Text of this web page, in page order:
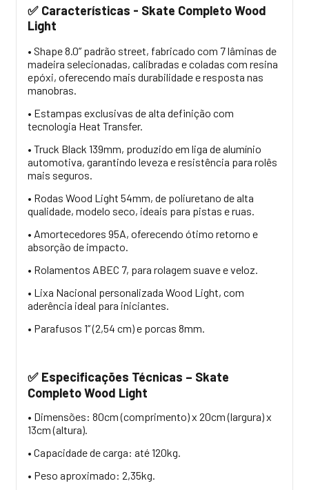
✅ Características - Skate Completo Wood
Light
• Shape 8.0” padrão street, fabricado com 7 lâminas de
madeira selecionadas, calibradas e coladas com resina
epóxi, oferecendo mais durabilidade e resposta nas
manobras.
• Estampas exclusivas de alta definição com
tecnologia Heat Transfer.
• Truck Black 139mm, produzido em liga de alumínio
automotiva, garantindo leveza e resistência para rolês
mais seguros.
• Rodas Wood Light 54mm, de poliuretano de alta
qualidade, modelo seco, ideais para pistas e ruas.
• Amortecedores 95A, oferecendo ótimo retorno e
absorção de impacto.
• Rolamentos ABEC 7, para rolagem suave e veloz.
• Lixa Nacional personalizada Wood Light, com
aderência ideal para iniciantes.
• Parafusos 1” (2,54 cm) e porcas 8mm.
✅ Especificações Técnicas – Skate
Completo Wood Light
• Dimensões: 80cm (comprimento) x 20cm (largura) x
13cm (altura).
• Capacidade de carga: até 120kg.
• Peso aproximado: 2,35kg.